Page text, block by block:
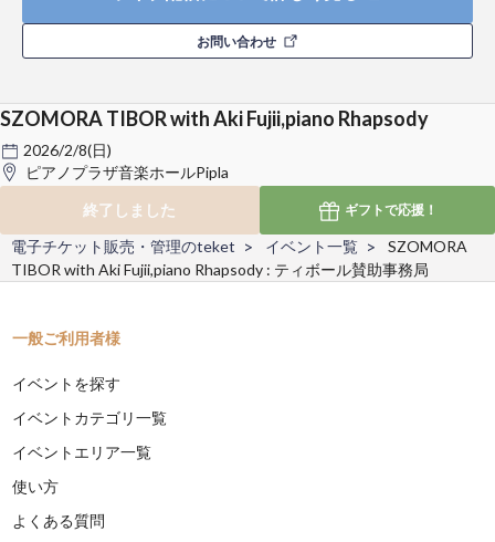
お問い合わせ
SZOMORA TIBOR with Aki Fujii,piano Rhapsody
2026/2/8(日)
ピアノプラザ音楽ホールPipla
終了しました
ギフトで応援！
電子チケット販売・管理のteket イベント一覧
SZOMORA
TIBOR with Aki Fujii,piano Rhapsody : ティボール賛助事務局
一般ご利用者様
イベントを探す
イベントカテゴリ一覧
イベントエリア一覧
使い方
よくある質問